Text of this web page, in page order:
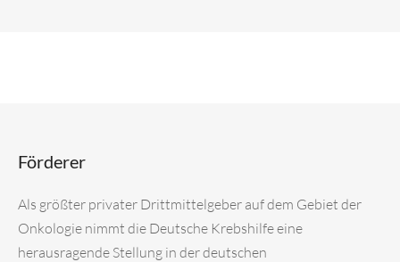
Förderer
Als größter privater Drittmittelgeber auf dem Gebiet der
Onkologie nimmt die Deutsche Krebshilfe eine
herausragende Stellung in der deutschen